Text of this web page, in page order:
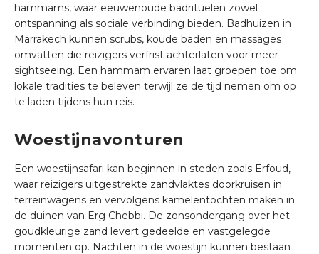
hammams, waar eeuwenoude badrituelen zowel
ontspanning als sociale verbinding bieden. Badhuizen in
Marrakech kunnen scrubs, koude baden en massages
omvatten die reizigers verfrist achterlaten voor meer
sightseeing. Een hammam ervaren laat groepen toe om
lokale tradities te beleven terwijl ze de tijd nemen om op
te laden tijdens hun reis.
Woestijnavonturen
Een woestijnsafari kan beginnen in steden zoals Erfoud,
waar reizigers uitgestrekte zandvlaktes doorkruisen in
terreinwagens en vervolgens kamelentochten maken in
de duinen van Erg Chebbi. De zonsondergang over het
goudkleurige zand levert gedeelde en vastgelegde
momenten op. Nachten in de woestijn kunnen bestaan